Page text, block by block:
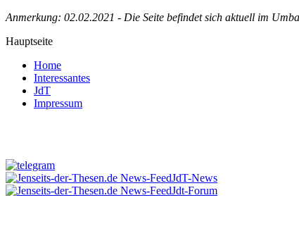
Anmerkung: 02.02.2021 - Die Seite befindet sich aktuell im
Hauptseite
Home
Interessantes
JdT
Impressum
JdT-News
Jdt-Forum